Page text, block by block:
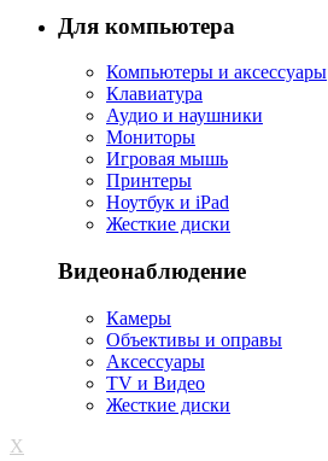
Для компьютера
Компьютеры и аксессуары
Клавиатура
Аудио и наушники
Мониторы
Игровая мышь
Принтеры
Ноутбук и iPad
Жесткие диски
Видеонаблюдение
Камеры
Объективы и оправы
Аксессуары
TV и Видео
Жесткие диски
X